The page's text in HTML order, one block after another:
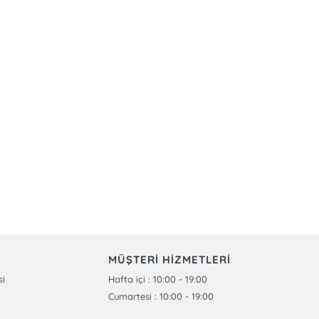
MÜŞTERİ HİZMETLERİ
Hafta içi : 10:00 - 19:00
Cumartesi : 10:00 - 19:00